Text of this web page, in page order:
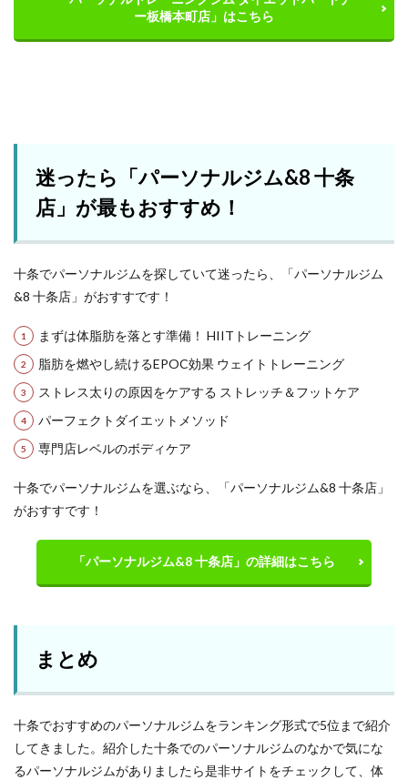
ー板橋本町店」はこちら
迷ったら「パーソナルジム&8 十条
店」が最もおすすめ！
十条でパーソナルジムを探していて迷ったら、「パーソナルジム
&8 十条店」がおすすです！
まずは体脂肪を落とす準備！ HIITトレーニング
脂肪を燃やし続けるEPOC効果 ウェイトトレーニング
ストレス太りの原因をケアする ストレッチ＆フットケア
パーフェクトダイエットメソッド
専門店レベルのボディケア
十条でパーソナルジムを選ぶなら、「パーソナルジム&8 十条店」
がおすすです！
「パーソナルジム&8 十条店」の詳細はこちら
まとめ
十条でおすすめのパーソナルジムをランキング形式で5位まで紹介
してきました。紹介した十条でのパーソナルジムのなかで気にな
るパーソナルジムがありましたら是非サイトをチェックして、体